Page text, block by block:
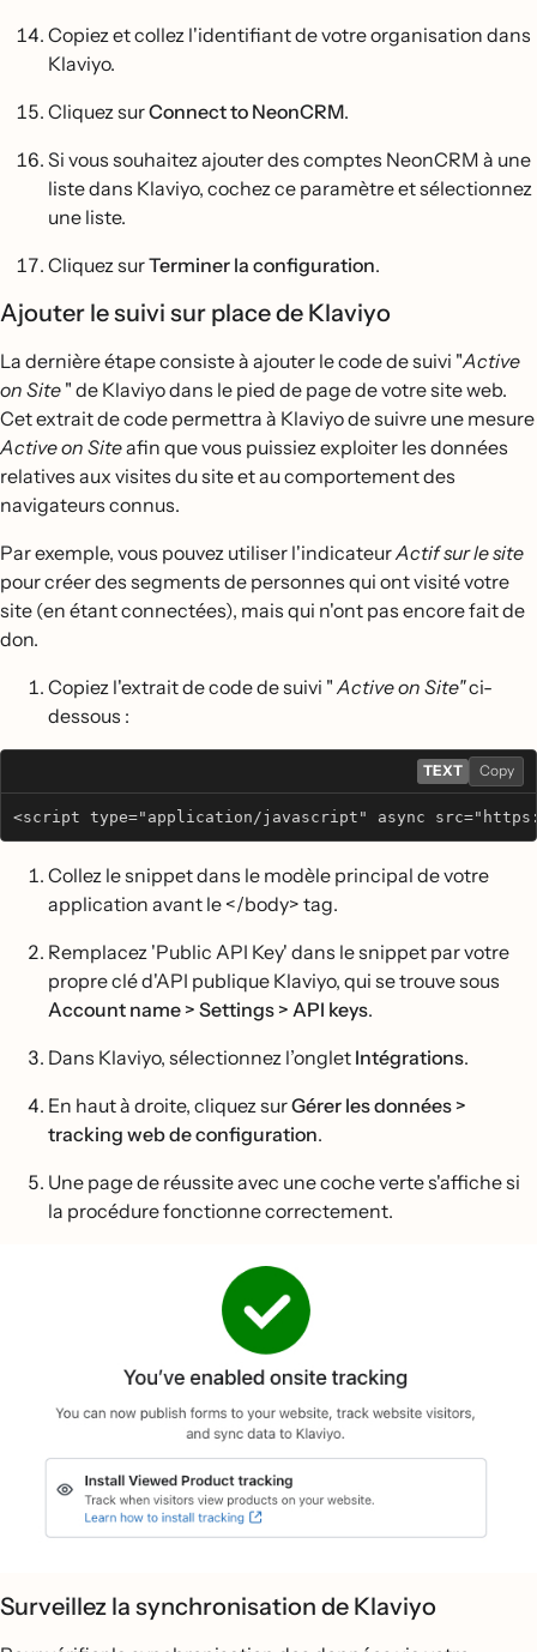
Copiez et collez l'identifiant de votre organisation dans
Klaviyo.
Cliquez surConnect to NeonCRM.
Si vous souhaitez ajouter des comptes NeonCRM à une
liste dans Klaviyo, cochez ce paramètre et sélectionnez
une liste.
Cliquez surTerminer la configuration.
Ajouter le suivi sur place de Klaviyo
La dernière étape consiste à ajouter le code de suivi "Active
on Site " de Klaviyo dans le pied de page de votre site web.
Cet extrait de code permettra à Klaviyo de suivre une mesure
Active on Siteafin que vous puissiez exploiter les données
relatives aux visites du site et au comportement des
navigateurs connus.
Par exemple, vous pouvez utiliser l'indicateurActif sur le site
pour créer des segments de personnes qui ont visité votre
site (en étant connectées), mais qui n'ont pas encore fait de
don.
Copiez l'extrait de code de suivi " Active on Site"ci-
dessous :
TEXT Copy
<script type="application/javascript" async
Collez le snippet dans le modèle principal de votre
application avant le </body> tag.
Remplacez 'Public API Key' dans le snippet par votre
propre clé d'API publique Klaviyo, qui se trouve sous
Account name > Settings > API keys.
Dans Klaviyo, sélectionnez l’onglet Intégrations.
En haut à droite, cliquez surGérer les données >
tracking web de configuration.
Une page de réussite avec une coche verte s'affiche si
la procédure fonctionne correctement.
Surveillez la synchronisation de Klaviyo